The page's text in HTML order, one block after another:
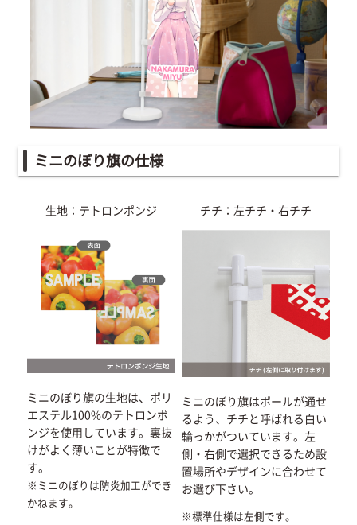
ミニのぼり旗の仕様
生地：テトロンポンジ
ミニのぼり旗の生地は、ポリ
エステル100%のテトロンポ
ンジを使用しています。裏抜
けがよく薄いことが特徴で
す。
※ミニのぼりは防炎加工ができ
かねます。
チチ：左チチ・右チチ
ミニのぼり旗はポールが通せ
るよう、チチと呼ばれる白い
輪っかがついています。左
側・右側で選択できるため設
置場所やデザインに合わせて
お選び下さい。
※標準仕様は左側です。